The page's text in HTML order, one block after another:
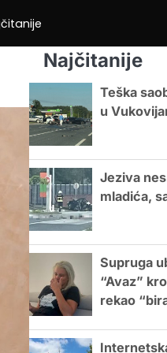
Najčitanije
Teška
u
Jeziva
mladića,
Supruga
“Avaz”
rekao